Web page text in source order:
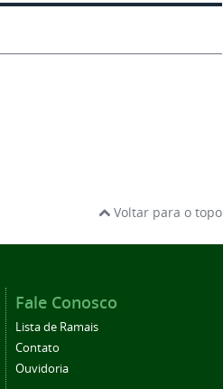
Voltar para o topo
Fale Conosco
Lista de Ramais
Contato
Ouvidoria